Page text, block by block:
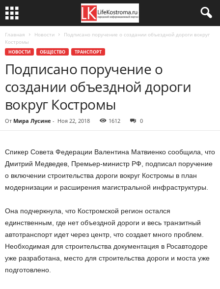
Главная Новости
Подписано поручение о создании объездной дороги вокруг
Костромы
НОВОСТИ ОБЩЕСТВО ТРАНСПОРТ
Подписано поручение о
создании объездной дороги
вокруг Костромы
От Мира Лусине - Ноя 22, 2018 1612 0
Спикер Совета Федерации Валентина Матвиенко сообщила, что
Дмитрий Медведев, Премьер-министр РФ, подписал поручение
о включении строительства дороги вокруг Костромы в план
модернизации и расширения магистральной инфраструктуры.
Она подчеркнула, что Костромской регион остался
единственным, где нет объездной дороги и весь транзитный
автотранспорт идет через центр, что создает много проблем.
Необходимая для строительства документация в Росавтодоре
уже разработана, место для строительства дороги и моста уже
подготовлено.